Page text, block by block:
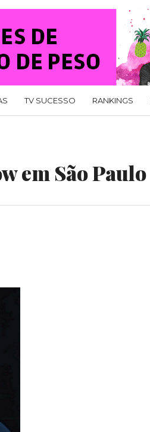
TV SUCESSO RANKINGS
em São Paulo